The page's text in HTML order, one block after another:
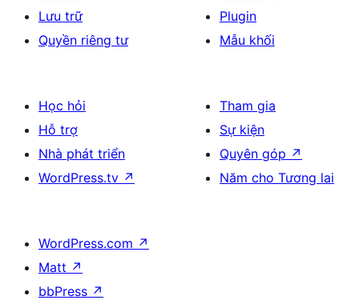
Lưu trữ
Quyền riêng tư
Plugin
Mẫu khối
Học hỏi
Hỗ trợ
Nhà phát triển
WordPress.tv ↗
Tham gia
Sự kiện
Quyên góp ↗
Năm cho Tương lai
WordPress.com ↗
Matt ↗
bbPress ↗